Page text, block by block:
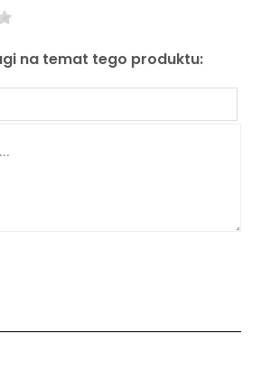
na temat tego produktu: